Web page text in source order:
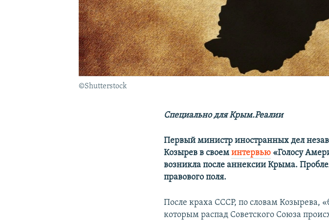
©Shutterstock
Специально для Крым.Реалии
Первый министр иностранных дел
Козырев в своеминтервью «Голосу
возникла после аннексии Крыма.
правового поля.
После краха СССР, по словам Козырева,
которым распад Советского Союза